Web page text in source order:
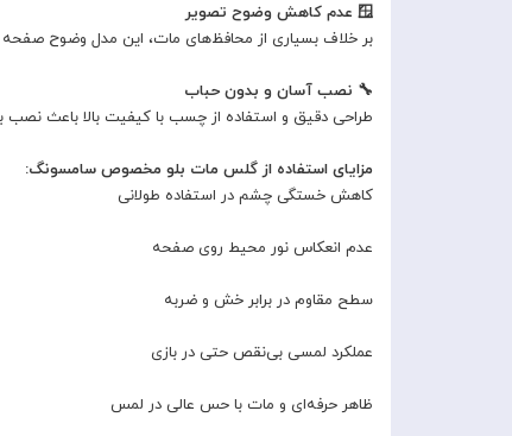
🪟 عدم کاهش وضوح تصویر
بر خلاف بسیاری از محافظ‌های مات، این مدل وضوح
🔧 نصب آسان و بدون حباب
طراحی دقیق و استفاده از چسب با کیفیت بالا باعث
مزایای استفاده از گلس مات بلو مخصوص سامسونگ:
کاهش خستگی چشم در استفاده طولانی
عدم انعکاس نور محیط روی صفحه
سطح مقاوم در برابر خش و ضربه
عملکرد لمسی بی‌نقص حتی در بازی
ظاهر حرفه‌ای و مات با حس عالی در لمس